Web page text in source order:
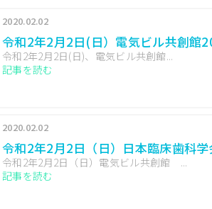
2020.02.02
令和2年2月2日(日）電気ビル共創館
令和2年2月2日(日)、電気ビル共創館...
記事を読む
2020.02.02
令和2年2月2日（日）日本臨床歯科
令和2年2月2日（日）電気ビル共創館 ...
記事を読む